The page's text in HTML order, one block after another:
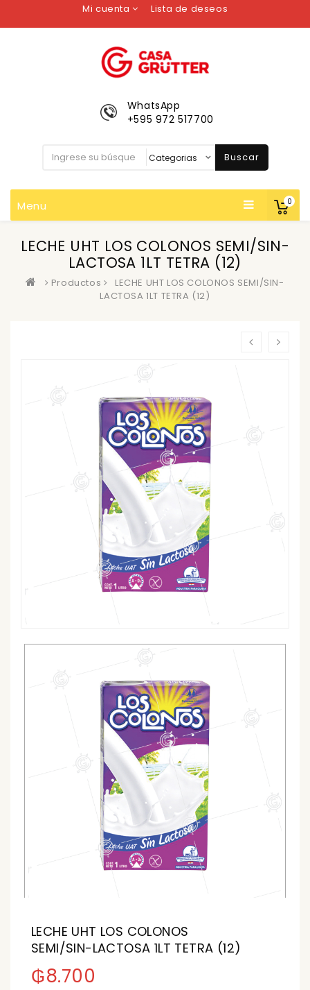
Mi cuenta Lista de deseos
0
WhatsApp
+595 972 517700
Buscar
Menu
LECHE UHT LOS COLONOS SEMI/SIN-
LACTOSA 1LT TETRA (12)
Productos
LECHE UHT LOS COLONOS SEMI/SIN-
LACTOSA 1LT TETRA (12)
LECHE UHT LOS COLONOS
SEMI/SIN-LACTOSA 1LT TETRA (12)
₲8.700